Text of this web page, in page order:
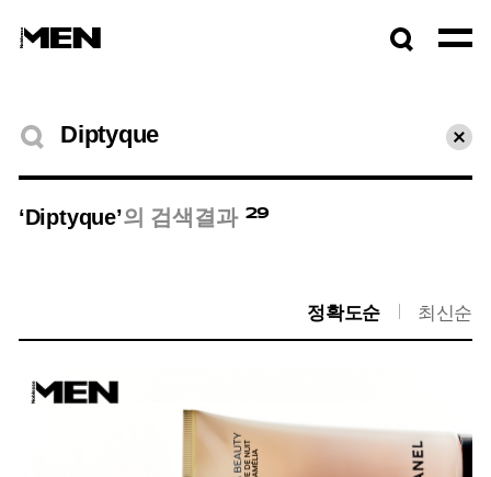
검색결과
초기
‘Diptyque’의 검색결과 29
정확도순 최신순